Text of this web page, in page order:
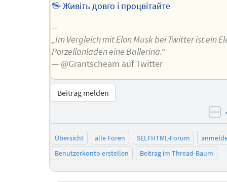
🖖 Живіть довго і процвітайте
--
„Im Vergleich mit Elon Musk bei Twitter ist ein
Porzellanladen eine Ballerina.“
— @Grantscheam auf Twitter
Beitrag melden
Übersicht alle Foren SELFHTML-Forum
Benutzerkonto erstellen
Beitrag im Thread-Baum